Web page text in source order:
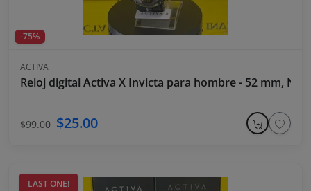
-75%
ACTIVA
Reloj digital Activa X Invicta para hombre - 52 mm,
$99.00 $25.00
LAST ONE!